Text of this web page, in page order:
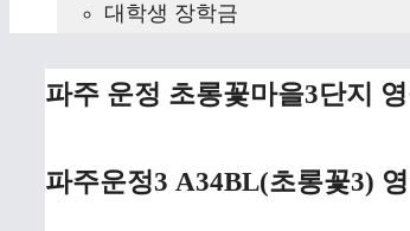
대학생 장학금
파주 운정 초롱꽃마을3단지
파주운정3 A34BL(초롱꽃3)